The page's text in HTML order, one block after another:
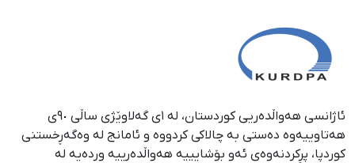
ئاژانسی هەواڵدەریی کوردستان، لە ١ی گەلاوێژی ساڵی ٩٠ی
هەتاوییەوە دەستی بە چالاکی کردووە و ئامانج لە وەگەڕخستنی
كوردپا، پڕكردنەوەی ئەو بۆشایییە هەواڵدەرییە وردەیە لە